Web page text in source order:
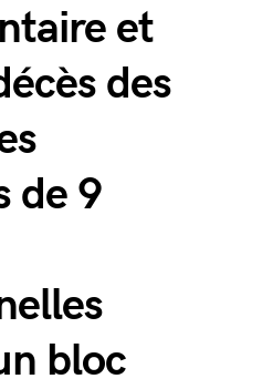
et
des
de 9
bloc